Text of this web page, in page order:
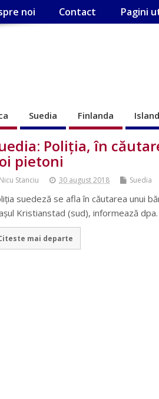
noi Contact Pagini
Suedia Finlanda
Poliţia, în
pietoni
Nicu Stanciu 30 august 2018 Suedia
suedeză se afla în căutarea unui
Kristianstad (sud), informează
mai departe